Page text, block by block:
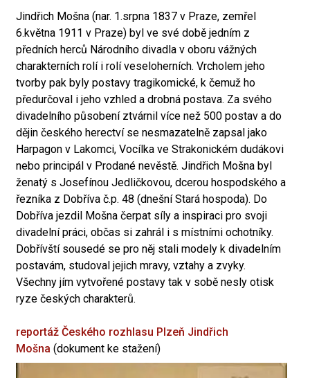
Jindřich Mošna (nar. 1.srpna 1837 v Praze, zemřel
6.května 1911 v Praze) byl ve své době jedním z
předních herců Národního divadla v oboru vážných
charakterních rolí i rolí veseloherních. Vrcholem jeho
tvorby pak byly postavy tragikomické, k čemuž ho
předurčoval i jeho vzhled a drobná postava. Za svého
divadelního působení ztvárnil více než 500 postav a do
dějin českého herectví se nesmazatelně zapsal jako
Harpagon v Lakomci, Vocílka ve Strakonickém dudákovi
nebo principál v Prodané nevěstě. Jindřich Mošna byl
ženatý s Josefínou Jedličkovou, dcerou hospodského a
řezníka z Dobříva č.p. 48 (dnešní Stará hospoda). Do
Dobříva jezdil Mošna čerpat síly a inspiraci pro svoji
divadelní práci, občas si zahrál i s místními ochotníky.
Dobřívští sousedé se pro něj stali modely k divadelním
postavám, studoval jejich mravy, vztahy a zvyky.
Všechny jím vytvořené postavy tak v sobě nesly otisk
ryze českých charakterů.
reportáž Českého rozhlasu Plzeň Jindřich
Mošna (dokument ke stažení)